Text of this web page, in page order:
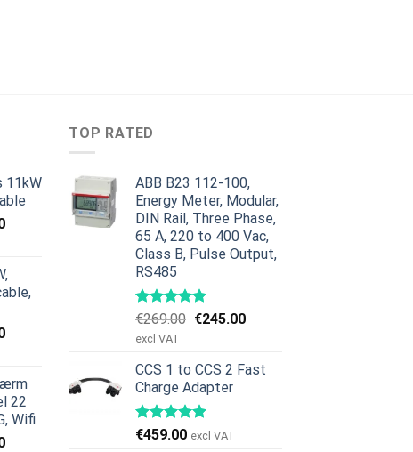
11kW
Den
er:
€379.00.
Den
er:
€629.00.
22
Wifi
Den
TOP RATED
ABB B23 112-100,
Energy Meter, Modular,
DIN Rail, Three Phase,
65 A, 220 to 400 Vac,
Class B, Pulse Output,
RS485
€269.00 Den
var:
€269.00.
€245.00Den
er:
excl VAT
CCS 1 to CCS 2 Fast
Charge Adapter
€459.00 excl VAT